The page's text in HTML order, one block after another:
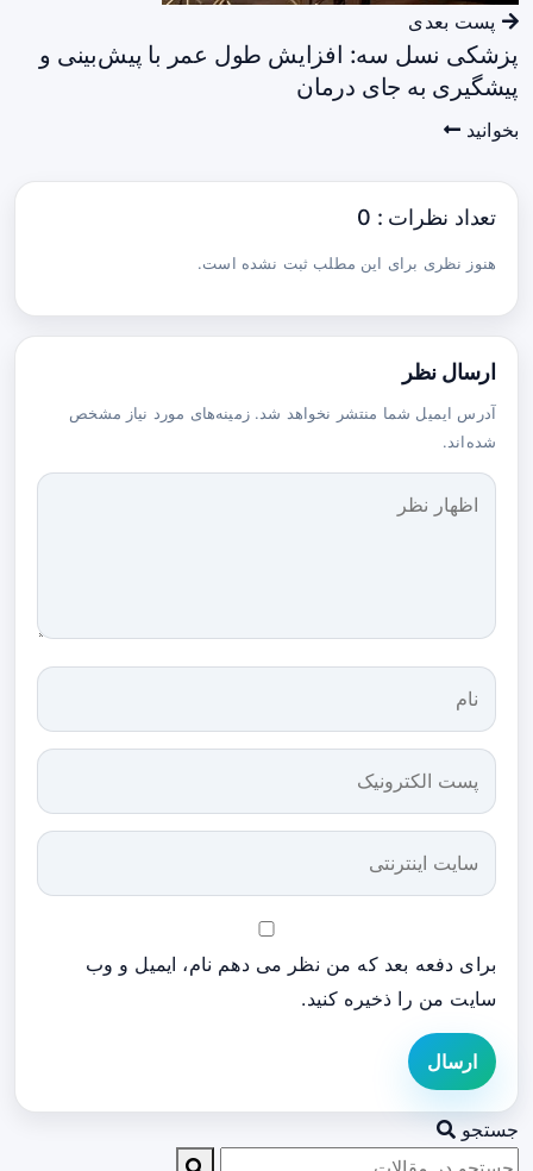
پست بعدی
پزشکی نسل سه: افزایش طول عمر با پیش‌بینی و
پیشگیری به جای درمان
بخوانید
تعداد نظرات : 0
هنوز نظری برای این مطلب ثبت نشده است.
ارسال نظر
آدرس ایمیل شما منتشر نخواهد شد. زمینه‌های مورد نیاز مشخص
شده‌اند.
برای دفعه بعد که من نظر می دهم نام، ایمیل و وب
سایت من را ذخیره کنید.
ارسال
جستجو